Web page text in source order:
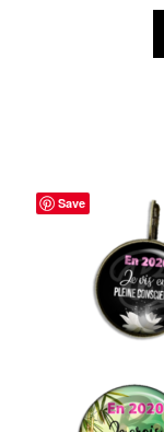
Validation de la
Save